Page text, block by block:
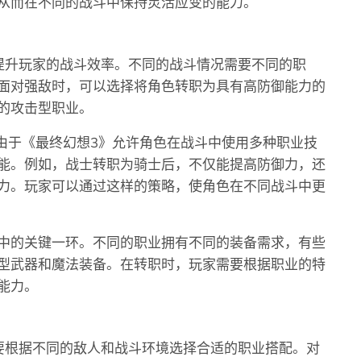
玩家的战斗效率。不同的战斗情况需要不同的职
强敌时，可以选择将角色转职为具有高防御能力的
击型职业。
《最终幻想3》允许角色在战斗中使用多种职业技
。例如，战士转职为骑士后，不仅能提高防御力，还
玩家可以通过这样的策略，使角色在不同战斗中更
的关键一环。不同的职业拥有不同的装备需求，有些
武器和魔法装备。在转职时，玩家需要根据职业的特
。
据不同的敌人和战斗环境选择合适的职业搭配。对